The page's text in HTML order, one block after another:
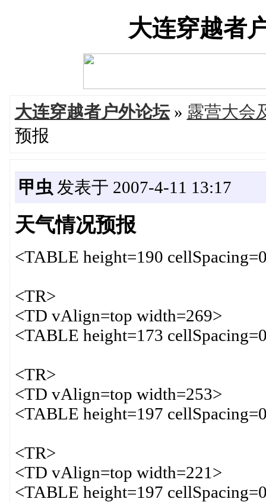
大连穿越者
大连穿越者户外论坛» 露营大会
预报
甲虫 发表于 2007-4-11 13:17
天气情况预报
<TABLE height=190
<TR>
<TD vAlign=top width=269>
<TABLE height=173
<TR>
<TD vAlign=top width=253>
<TABLE height=197
<TR>
<TD vAlign=top width=221>
<TABLE height=197